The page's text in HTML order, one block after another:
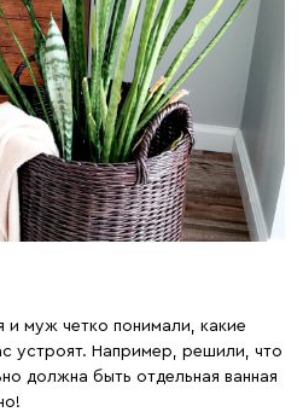
и муж четко понимали, какие
устроят. Например, решили, что
должна быть отдельная ванная